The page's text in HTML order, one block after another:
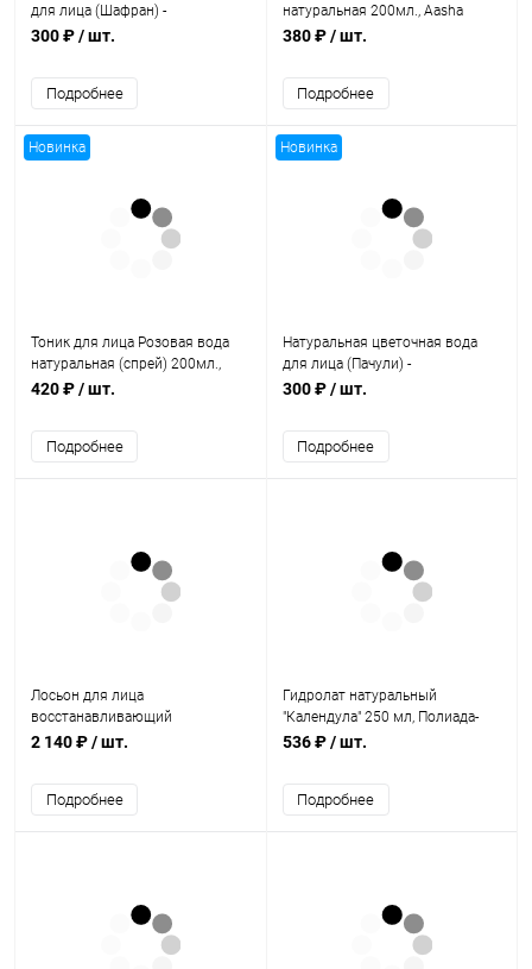
для лица (Шафран) -
питательная и омолаживающая
300 ₽/ шт.
Подробнее
натуральная 200мл., Aasha
Herbals
380 ₽/ шт.
Подробнее
Новинка
Тоник для лица Розовая вода
натуральная (спрей) 200мл.,
Aasha Herbals
420 ₽/ шт.
Подробнее
Новинка
Натуральная цветочная вода
для лица (Пачули) -
успокаивающая и
Herbals
300 ₽/ шт.
Подробнее
Лосьон для лица
восстанавливающий
увлажняющий βxl Cellular 190
2 140 ₽/ шт.
Подробнее
Гидролат натуральный
"Календула" 250 мл, Полиада-
Крым
536 ₽/ шт.
Подробнее